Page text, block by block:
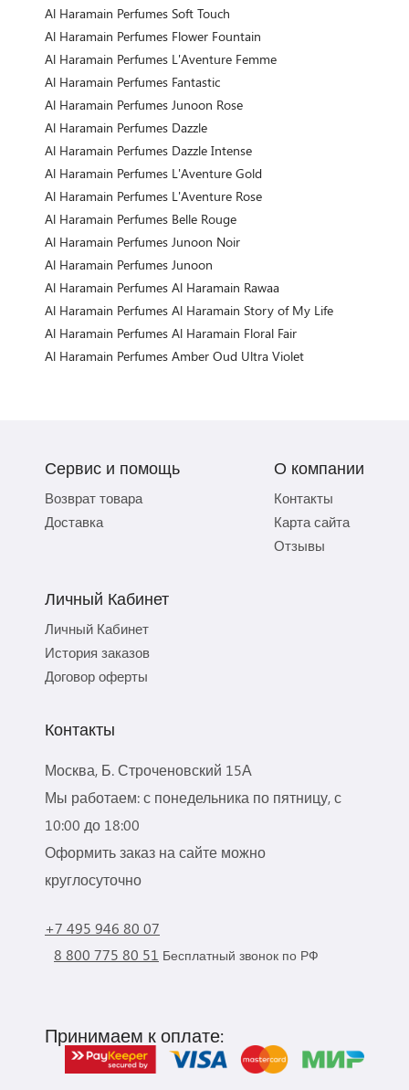
Al Haramain Perfumes Soft Touch
Al Haramain Perfumes Flower Fountain
Al Haramain Perfumes L'Aventure Femme
Al Haramain Perfumes Fantastic
Al Haramain Perfumes Junoon Rose
Al Haramain Perfumes Dazzle
Al Haramain Perfumes Dazzle Intense
Al Haramain Perfumes L'Aventure Gold
Al Haramain Perfumes L'Aventure Rose
Al Haramain Perfumes Belle Rouge
Al Haramain Perfumes Junoon Noir
Al Haramain Perfumes Junoon
Al Haramain Perfumes Al Haramain Rawaa
Al Haramain Perfumes Al Haramain Story of My Life
Al Haramain Perfumes Al Haramain Floral Fair
Al Haramain Perfumes Amber Oud Ultra Violet
Сервис и помощь
Возврат товара
Доставка
О компании
Контакты
Карта сайта
Отзывы
Личный Кабинет
Личный Кабинет
История заказов
Договор оферты
Контакты
Москва, Б. Строченовский 15А
Мы работаем: с понедельника по пятницу, с
10:00 до 18:00
Оформить заказ на сайте можно
круглосуточно
+7 495 946 80 07
8 800 775 80 51 Бесплатный звонок по РФ
Принимаем к оплате: